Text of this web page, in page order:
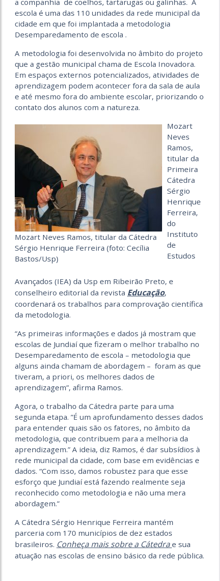
escola é uma das 110 unidades da rede municipal da
cidade em que foi implantada a metodologia
Desemparedamento de escola .
A metodologia foi desenvolvida no âmbito do projeto
que a gestão municipal chama de Escola Inovadora.
Em espaços externos potencializados, atividades de
aprendizagem podem acontecer fora da sala de aula
e até mesmo fora do ambiente escolar, priorizando o
contato dos alunos com a natureza.
Mozart Neves Ramos, titular da Cátedra
Sérgio Henrique Ferreira (foto: Cecília
Bastos/Usp)
Mozart
Neves
Ramos,
titular da
Primeira
Cátedra
Sérgio
Henrique
Ferreira,
do
Instituto
de
Estudos
Avançados (IEA) da Usp em Ribeirão Preto, e
conselheiro editorial da revista Educação,
coordenará os trabalhos para comprovação científica
da metodologia.
“As primeiras informações e dados já mostram que
escolas de Jundiaí que fizeram o melhor trabalho no
Desemparedamento de escola – metodologia que
alguns ainda chamam de abordagem – foram as que
tiveram, a priori, os melhores dados de
aprendizagem”, afirma Ramos.
Agora, o trabalho da Cátedra parte para uma
segunda etapa. ”É um aprofundamento desses dados
para entender quais são os fatores, no âmbito da
metodologia, que contribuem para a melhoria da
aprendizagem.” A ideia, diz Ramos, é dar subsídios à
rede municipal da cidade, com base em evidências e
dados. “Com isso, damos robustez para que esse
esforço que Jundiaí está fazendo realmente seja
reconhecido como metodologia e não uma mera
abordagem.”
A Cátedra Sérgio Henrique Ferreira mantém
parceria com 170 municípios de dez estados
brasileiros. Conheça mais sobre a Cátedra e sua
atuação nas escolas de ensino básico da rede pública.